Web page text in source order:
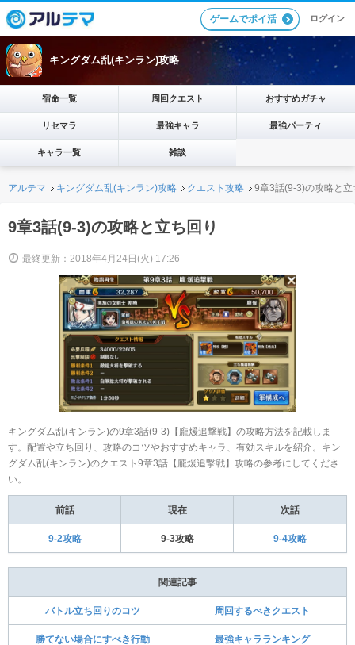
ゲームでポイ活 ログイン
キングダム乱(キンラン)攻略
宿命一覧 周回クエスト おすすめガチャ
リセマラ 最強キャラ 最強パーティ
キャラ一覧 雑談
アルテマ キングダム乱(キンラン)攻略 クエスト攻略 9章3話(9-3)の攻略と立
9章3話(9-3)の攻略と立ち回り
最終更新：2018年4月24日(火) 17:26
キングダム乱(キンラン)の9章3話(9-3)【龐煖追撃戦】の攻略方法を記載しま
す。配置や立ち回り、攻略のコツやおすすめキャラ、有効スキルを紹介。キン
グダム乱(キンラン)のクエスト9章3話【龐煖追撃戦】攻略の参考にしてくださ
い。
前話 現在 次話
9-2攻略 9-3攻略 9-4攻略
関連記事
バトル立ち回りのコツ 周回するべきクエスト
勝てない場合にすべき行動 最強キャラランキング